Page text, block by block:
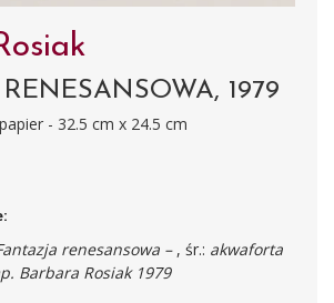
1979
- 32.5 cm x 24.5 cm
renesansowa – , śr.: akwaforta
Barbara Rosiak 1979